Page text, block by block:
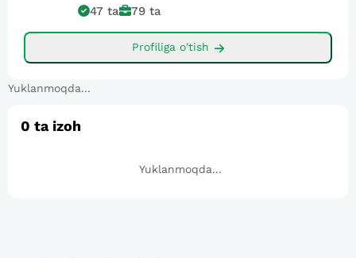
47 ta 79 ta
Profiliga o'tish
Yuklanmoqda...
0 ta izoh
Yuklanmoqda...